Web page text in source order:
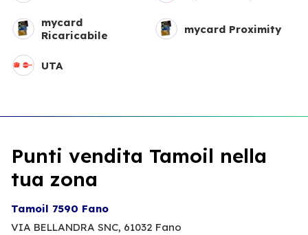
mycard
Ricaricabile
mycard Proximity
UTA
Punti vendita Tamoil nella
tua zona
Tamoil 7590 Fano
VIA BELLANDRA SNC, 61032 Fano